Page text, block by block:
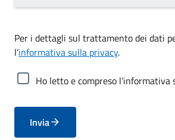
Per i dettagli sul trattamento dei dati
l’informativa sulla privacy.
Ho letto e compreso l’informativa
Invia